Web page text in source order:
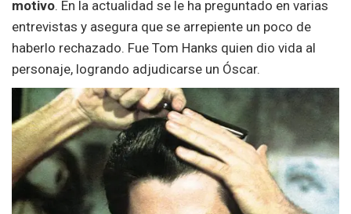
motivo. En la actualidad se le ha preguntado en varias
entrevistas y asegura que se arrepiente un poco de
haberlo rechazado. Fue Tom Hanks quien dio vida al
personaje, logrando adjudicarse un Óscar.